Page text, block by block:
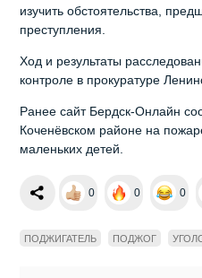
изучить обстоятельства,
преступления.
Ход и результаты
контроле в прокуратуре
Ранее сайт Бердск-Онлайн
Коченёвском районе на
маленьких детей.
0 0 0
ПОДЖИГАТЕЛЬ ПОДЖОГ